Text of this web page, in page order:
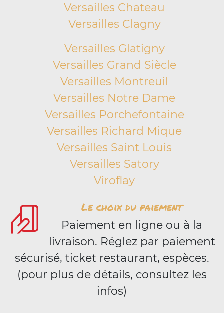
Versailles Chateau
Versailles Clagny
Versailles Glatigny
Versailles Grand Siècle
Versailles Montreuil
Versailles Notre Dame
Versailles Porchefontaine
Versailles Richard Mique
Versailles Saint Louis
Versailles Satory
Viroflay
Le choix du paiement
Paiement en ligne ou à la
livraison. Réglez par paiement
sécurisé, ticket restaurant, espèces.
(pour plus de détails, consultez les
infos)